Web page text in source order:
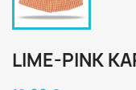
LIME-PINK